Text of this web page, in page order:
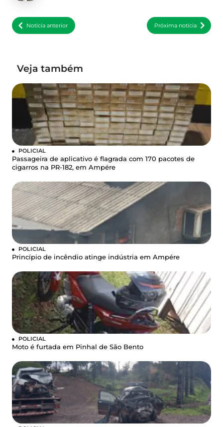
Notícia anterior Próxima notícia
Veja também
POLICIAL
Passageira de aplicativo é flagrada com 170 pacotes de
cigarros na PR-182, em Ampére
POLICIAL
Princípio de incêndio atinge indústria em Ampére
POLICIAL
Moto é furtada em Pinhal de São Bento